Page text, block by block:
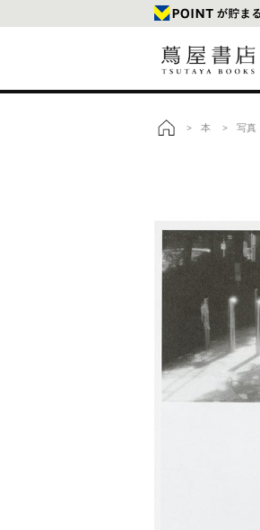
> 本 > 写真